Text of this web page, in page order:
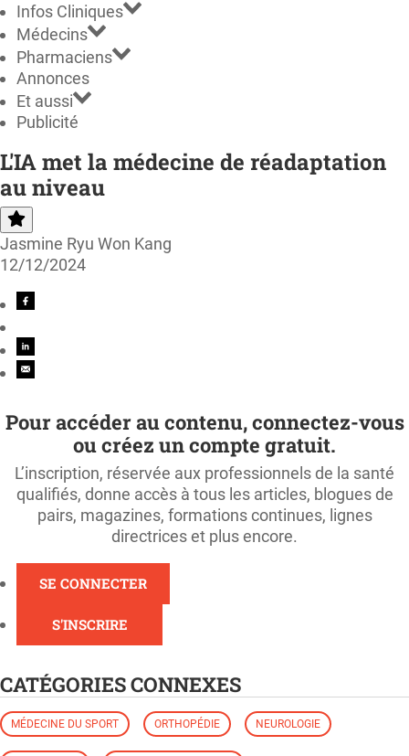
Infos Cliniques
Médecins
Pharmaciens
Annonces
Et aussi
Publicité
L'IA met la médecine de réadaptation
au niveau
Jasmine Ryu Won Kang
12/12/2024
Pour accéder au contenu, connectez-vous
ou créez un compte gratuit.
L’inscription, réservée aux professionnels de la santé
qualifiés, donne accès à tous les articles, blogues de
pairs, magazines, formations continues, lignes
directrices et plus encore.
SE CONNECTER
S'INSCRIRE
CATÉGORIES CONNEXES
MÉDECINE DU SPORT ORTHOPÉDIE NEUROLOGIE